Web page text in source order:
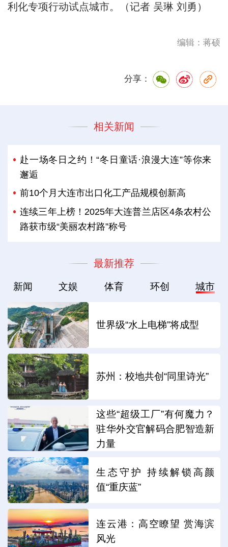
利化专项行动试点城市。（记者 吴琳 刘勇）
编辑：蒋硕
分享：
相关新闻
赴一场冬日之约！“冬日童话·浪漫大连”等你来
邂逅
前10个月大连市出口化工产品规模创新高
连续三年上榜！2025年大连普兰店区4条农村公
路获市级“美丽农村路”称号
最新推荐
新闻 文娱 体育 环创 城市
世界级“水上电梯”将成型
苏州：校地共创“同里诗光”
这些“超级工厂”有何魔力？
驻华外交官解码合肥智造新
力量
生态守护 持续解锁高颜
值“重庆蓝”
连云港：高空瞭望 赏海滨
风光